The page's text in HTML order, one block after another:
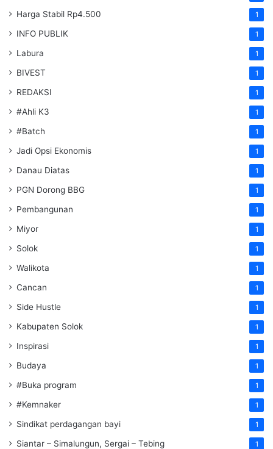
Harga Stabil Rp4.500 1
INFO PUBLIK 1
Labura 1
BIVEST 1
REDAKSI 1
#Ahli K3 1
#Batch 1
Jadi Opsi Ekonomis 1
Danau Diatas 1
PGN Dorong BBG 1
Pembangunan 1
Miyor 1
Solok 1
Walikota 1
Cancan 1
Side Hustle 1
Kabupaten Solok 1
Inspirasi 1
Budaya 1
#Buka program 1
#Kemnaker 1
Sindikat perdagangan bayi 1
Siantar – Simalungun, Sergai – Tebing 1